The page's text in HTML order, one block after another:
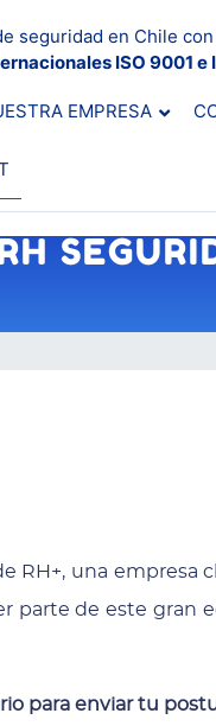
seguridad en Chile con
ISO 9001 e
EMPRESA
RH+, una empresa
parte de este gran
para enviar tu